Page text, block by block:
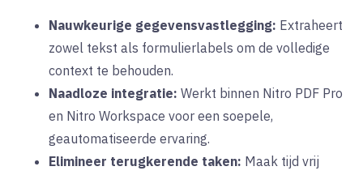
Nauwkeurige gegevensvastlegging: Extraheert
zowel tekst als formulierlabels om de volledige
context te behouden.
Naadloze integratie: Werkt binnen Nitro PDF Pro
en Nitro Workspace voor een soepele,
geautomatiseerde ervaring.
Elimineer terugkerende taken: Maak tijd vrij